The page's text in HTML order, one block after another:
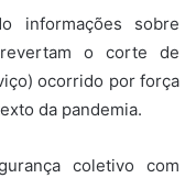
informações sobre
o corte de
ocorrido por força
da pandemia.
coletivo com